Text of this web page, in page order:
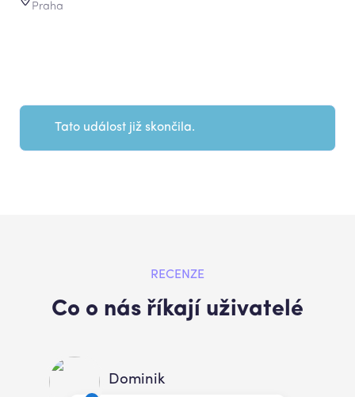
Praha
Tato událost již skončila.
RECENZE
Co o nás říkají uživatelé
Dominik